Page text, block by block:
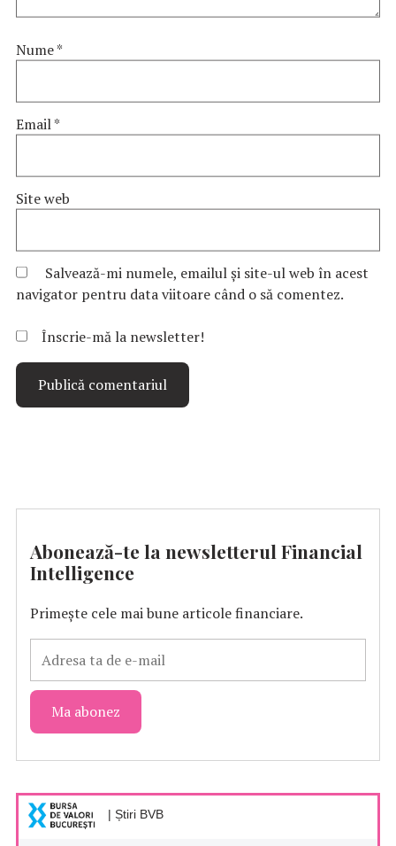
Nume*
Email*
Site web
Salvează-mi numele, emailul și site-ul web în acest
navigator pentru data viitoare când o să comentez.
Înscrie-mă la newsletter!
Abonează-te la newsletterul Financial
Intelligence
Primește cele mai bune articole financiare.
| Știri BVB